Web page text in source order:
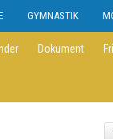
GYMNASTIK
Dokument